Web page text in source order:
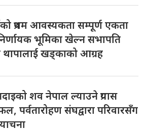
प्रथम आवस्यकता सम्पूर्ण एकता
भूमिका खेल्न सभापति
खड्काको आग्रह
शव नेपाल ल्याउने प्रयास
पर्वतारोहण संघद्वारा परिवारसँग